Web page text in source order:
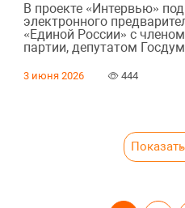
В проекте «Интервью»
электронного
«Единой России» с
партии, депутатом
3 июня 2026 444